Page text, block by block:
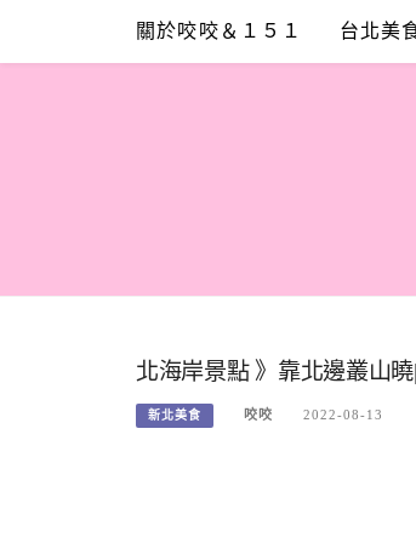
content
關於咬咬＆１５１ 台北美
北海岸景點 》靠北邊叢山
新北美食 咬咬 2022-08-13